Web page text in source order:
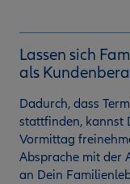
Lassen sich
als
Dadurch, dass
stattfinden, kannst
Vormittag
Absprache mit der
an Dein